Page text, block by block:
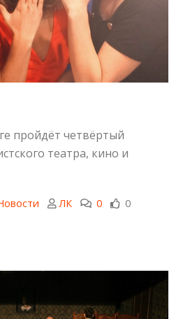
пройдёт четвёртый
театра, кино и
ЛК 0 0